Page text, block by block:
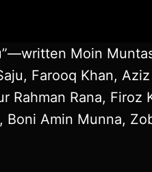
Moin
Farooq Khan,
Rahman Rana, Firoz
Boni Amin Munna,